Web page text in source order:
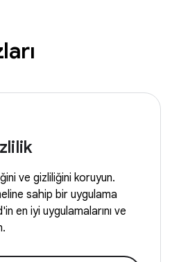
ve gizliliğini koruyun.
sahip bir uygulama
en iyi uygulamalarını ve